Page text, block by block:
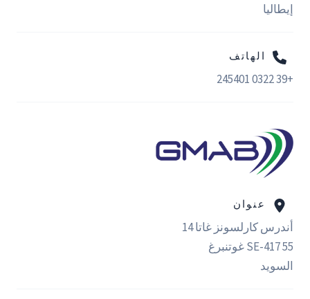
إيطاليا
الهاتف
+39 0322 245401
عنوان
أندرس كارلسونز غاتا 14
SE-417 55 غوتنبرغ
السويد